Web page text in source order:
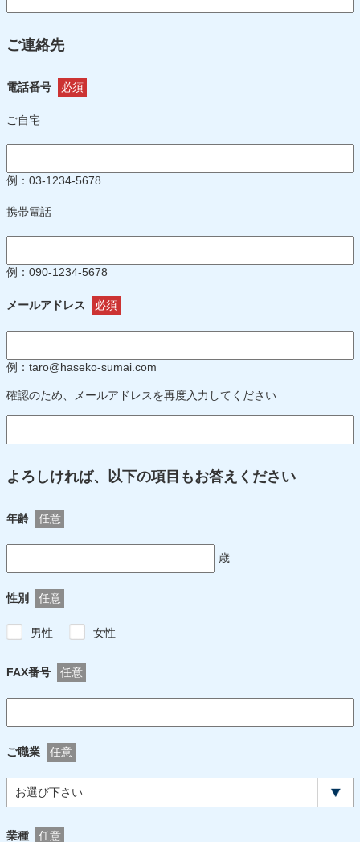
ご連絡先
電話番号 必須
ご自宅
例：03-1234-5678
携帯電話
例：090-1234-5678
メールアドレス 必須
例：taro@haseko-sumai.com
確認のため、メールアドレスを再度入力してください
よろしければ、以下の項目もお答えください
年齢 任意
歳
性別 任意
男性 女性
FAX番号 任意
ご職業 任意
業種 任意